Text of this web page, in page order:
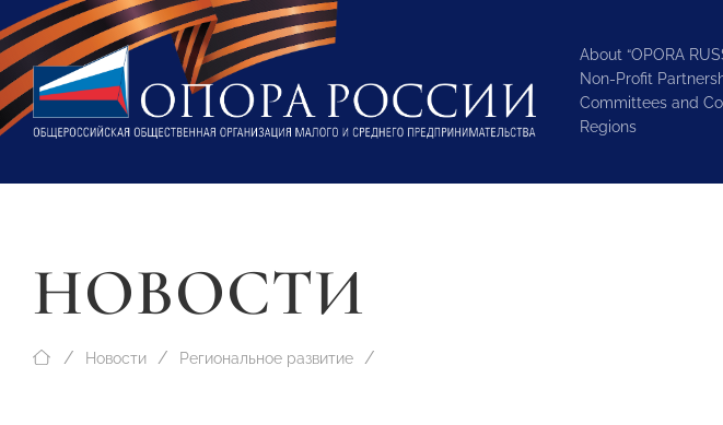
About “OPORA
Non-Profit
Committees and
Regions
НОВОСТИ
Новости Региональное развитие